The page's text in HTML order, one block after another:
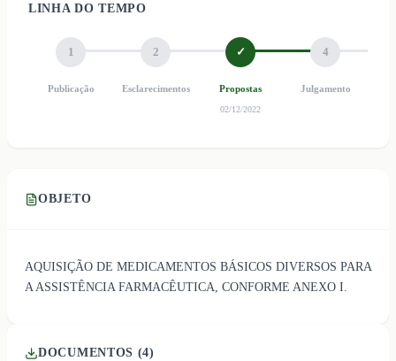
LINHA DO TEMPO
1
Publicação
2
Esclarecimentos
✓
Propostas
02/12/2022
4
Julgamento
OBJETO
AQUISIÇÃO DE MEDICAMENTOS BÁSICOS DIVERSOS PARA
A ASSISTÊNCIA FARMACÊUTICA, CONFORME ANEXO I.
DOCUMENTOS (4)